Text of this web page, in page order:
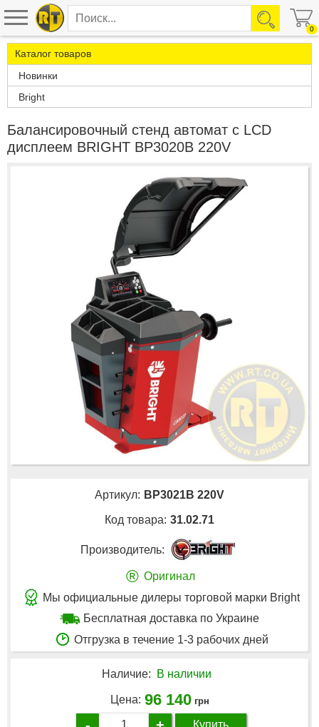
0
Каталог товаров
Новинки
Bright
Балансировочный стенд автомат с LCD
дисплеем BRIGHT BP3020B 220V
Артикул: BP3021B 220V
Код товара: 31.02.71
Производитель:
® Оригинал
Мы официальные дилеры торговой марки Bright
Бесплатная доставка по Украине
Отгрузка в течение 1-3 рабочих дней
Наличие: В наличии
Цена: 96 140 грн
Купить